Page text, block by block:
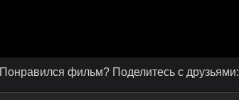
Понравился фильм? Поделитесь с друзьями: